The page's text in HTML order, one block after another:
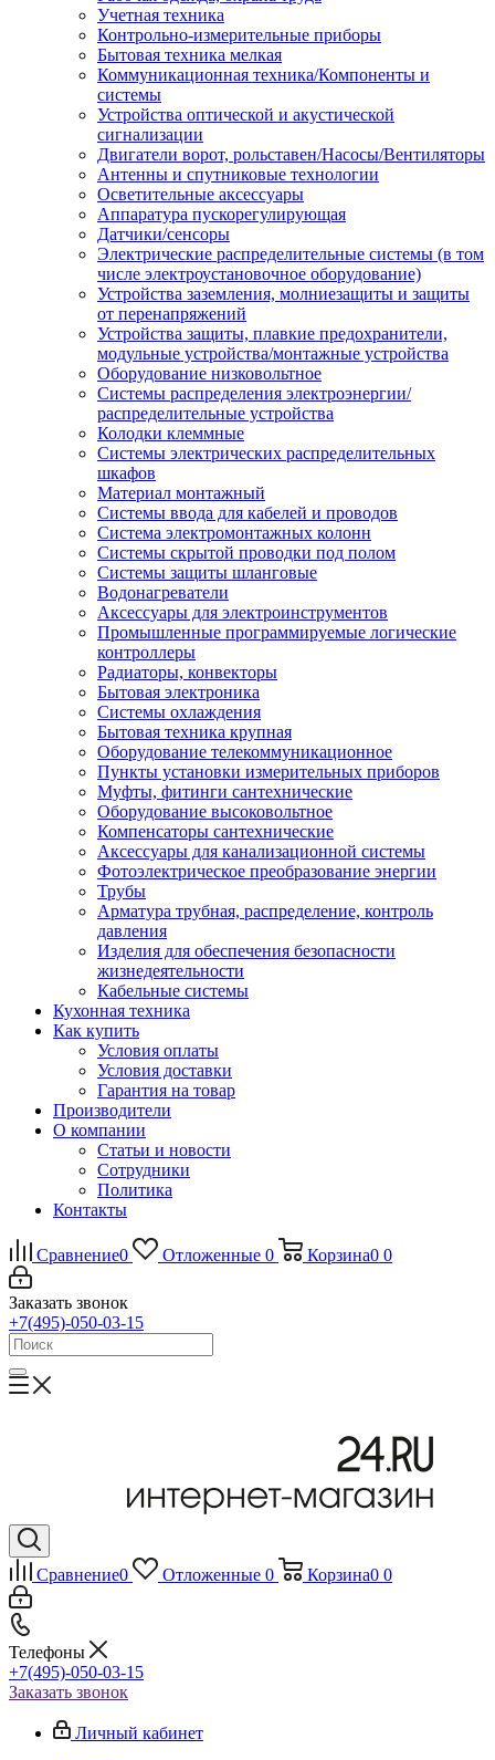
Учетная техника
Контрольно-измерительные приборы
Бытовая техника мелкая
Коммуникационная техника/Компоненты и
системы
Устройства оптической и акустической
сигнализации
Двигатели ворот, рольставен/Насосы/Вентиляторы
Антенны и спутниковые технологии
Осветительные аксессуары
Аппаратура пускорегулирующая
Датчики/сенсоры
Электрические распределительные системы (в том
числе электроустановочное оборудование)
Устройства заземления, молниезащиты и защиты
от перенапряжений
Устройства защиты, плавкие предохранители,
модульные устройства/монтажные устройства
Оборудование низковольтное
Системы распределения электроэнергии/
распределительные устройства
Колодки клеммные
Системы электрических распределительных
шкафов
Материал монтажный
Системы ввода для кабелей и проводов
Система электромонтажных колонн
Системы скрытой проводки под полом
Системы защиты шланговые
Водонагреватели
Аксессуары для электроинструментов
Промышленные программируемые логические
контроллеры
Радиаторы, конвекторы
Бытовая электроника
Системы охлаждения
Бытовая техника крупная
Оборудование телекоммуникационное
Пункты установки измерительных приборов
Муфты, фитинги сантехнические
Оборудование высоковольтное
Компенсаторы сантехнические
Аксессуары для канализационной системы
Фотоэлектрическое преобразование энергии
Трубы
Арматура трубная, распределение, контроль
давления
Изделия для обеспечения безопасности
жизнедеятельности
Кабельные системы
Кухонная техника
Как купить
Условия оплаты
Условия доставки
Гарантия на товар
Производители
О компании
Статьи и новости
Сотрудники
Политика
Контакты
Сравнение0 Отложенные 0 Корзина0 0
Заказать звонок
+7(495)-050-03-15
Сравнение0 Отложенные 0 Корзина0 0
Телефоны
+7(495)-050-03-15
Заказать звонок
Личный кабинет